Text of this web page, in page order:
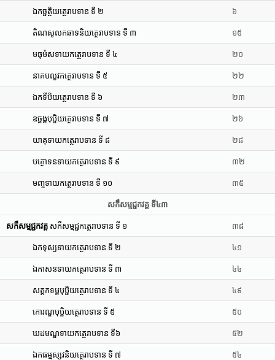
ឯកច្ឆត្ថិយត្ថេរាបទាន ទី ២ ៦
តិណសូលកឆាទនិយត្ថេរាបទាន ទី ៣ ១៥
មធុមំសទាយកត្ថេរាបទាន ទី ៤ ២០
នាគបល្លវកត្ថេរាបទាន ទី ៥ ២២
ឯកទីបិយត្ថេរាបទាន ទី ៦ ២៣
ឧច្ឆង្គបុប្ផិយត្ថេរាបទាន ទី ៧ ២៦
យាគុទាយកត្ថេរាបទាន ទី ៨ ២៨
បត្ថោទនទាយកត្ថេរាបទាន ទី ៩ ៣២
មញ្ចទាយកត្ថេរាបទាន ទី ១០ ៣៥
សកឹសម្មជ្ជកវគ្គ ទី៤៣
សកឹសម្មជ្ជកវគ្គ សកឹសម្មជ្ជកត្ថេរាបទាន ទី ១ ៣៨
ឯកទុស្សទាយកត្ថេរាបទាន ទី ២ ៤១
ឯកាសនទាយកត្ថេរាបទាន ទី ៣ ៤៤
សត្តកទម្ពបុប្ផិយត្ថេរាបទាន ទី ៤ ៤៩
កោរណ្ឌបុប្ផិយត្ថេរាបទាន ទី ៥ ៥០
ឃដមណ្ឌទាយកត្ថេរាបទាន ទី៦ ៥២
ឯកធម្មស្សវនិយត្ថេរាបទាន ទី ៧ ៥៤